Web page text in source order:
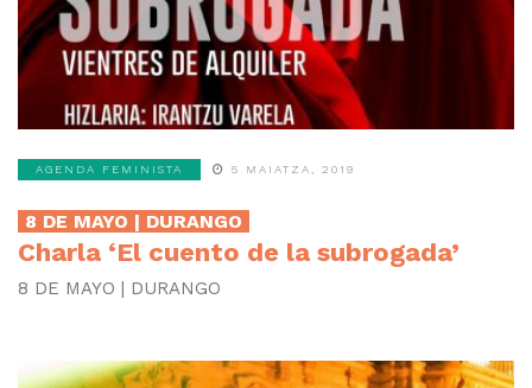
AGENDA FEMINISTA 5 MAIATZA, 2019
8 DE MAYO | DURANGO
Charla ‘El cuento de la subrogada’
8 DE MAYO | DURANGO